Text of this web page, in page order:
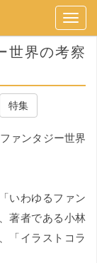
世界の考察
特集
ァンタジー世界
いわゆるファン
著者である小林
「イラストコラ